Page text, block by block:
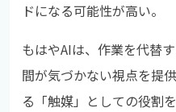
ドになる可能性が高い。
もはやAIは、作業を代替
間が気づかない視点を提
る「触媒」としての役割